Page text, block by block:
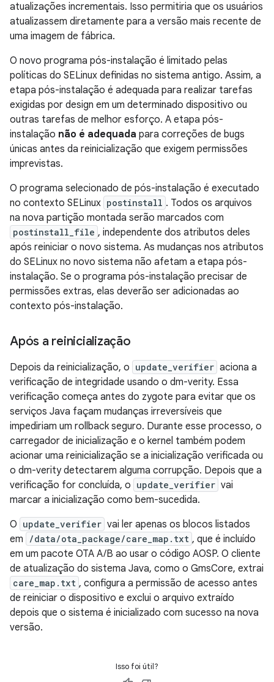
atualizações incrementais. Isso permitiria que os usuários
atualizassem diretamente para a versão mais recente de
uma imagem de fábrica.
O novo programa pós-instalação é limitado pelas
políticas do SELinux definidas no sistema antigo. Assim, a
etapa pós-instalação é adequada para realizar tarefas
exigidas por design em um determinado dispositivo ou
outras tarefas de melhor esforço. A etapa pós-
instalação não é adequada para correções de bugs
únicas antes da reinicialização que exigem permissões
imprevistas.
O programa selecionado de pós-instalação é executado
no contexto SELinux postinstall . Todos os arquivos
na nova partição montada serão marcados com
postinstall_file , independente dos atributos deles
após reiniciar o novo sistema. As mudanças nos atributos
do SELinux no novo sistema não afetam a etapa pós-
instalação. Se o programa pós-instalação precisar de
permissões extras, elas deverão ser adicionadas ao
contexto pós-instalação.
Após a reinicialização
Depois da reinicialização, o update_verifier aciona a
verificação de integridade usando o dm-verity. Essa
verificação começa antes do zygote para evitar que os
serviços Java façam mudanças irreversíveis que
impediriam um rollback seguro. Durante esse processo, o
carregador de inicialização e o kernel também podem
acionar uma reinicialização se a inicialização verificada ou
o dm-verity detectarem alguma corrupção. Depois que a
verificação for concluída, o update_verifier vai
marcar a inicialização como bem-sucedida.
O update_verifier vai ler apenas os blocos listados
em
/data/ota_package/care_map.txt , que é incluído
em um pacote OTA A/B ao usar o código AOSP. O cliente
de atualização do sistema Java, como o GmsCore, extrai
care_map.txt , configura a permissão de acesso antes
de reiniciar o dispositivo e exclui o arquivo extraído
depois que o sistema é inicializado com sucesso na nova
versão.
Isso foi útil?